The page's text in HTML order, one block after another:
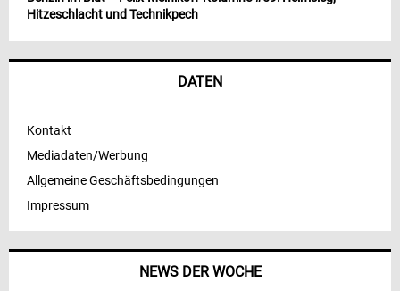
NEWS DER WOCHE
Hitzeschlacht und Technikpech
DATEN
Kontakt
Mediadaten/Werbung
Allgemeine Geschäftsbedingungen
Impressum